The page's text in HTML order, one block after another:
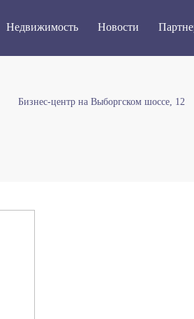
Недвижимость Новости
Бизнес-центр на Выборгском шоссе, 12